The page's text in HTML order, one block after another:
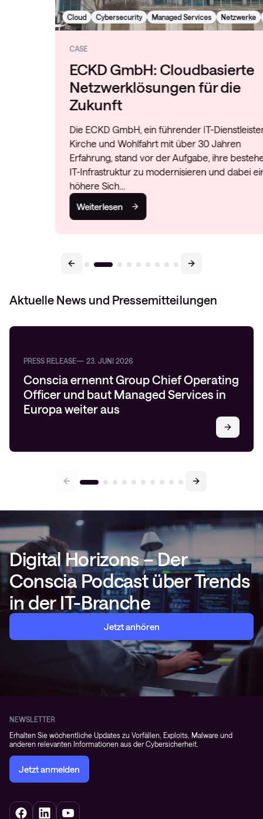
Cybersecurity Managed Services Netzwerke WLAN
ECKD GmbH: Cloudbasierte
Netzwerklösungen für die
Zukunft
Die ECKD GmbH, ein führender IT-Dienstleister für
Kirche und Wohlfahrt mit über 30 Jahren
Erfahrung, stand vor der Aufgabe, ihre bestehende
IT-Infrastruktur zu modernisieren und dabei eine
höhere Sich…
Weiterlesen
Aktuelle News und Pressemitteilungen
PRESS RELEASE 23. JUNI 2026
Conscia ernennt Group Chief Operating
Officer und baut Managed Services in
Europa weiter aus
Digital Horizons – Der
Conscia Podcast über Trends
in der IT-Branche
Jetzt anhören
NEWSLETTER
Erhalten Sie wöchentliche Updates zu Vorfällen, Exploits, Malware und
anderen relevanten Informationen aus der Cybersicherheit.
Jetzt anmelden